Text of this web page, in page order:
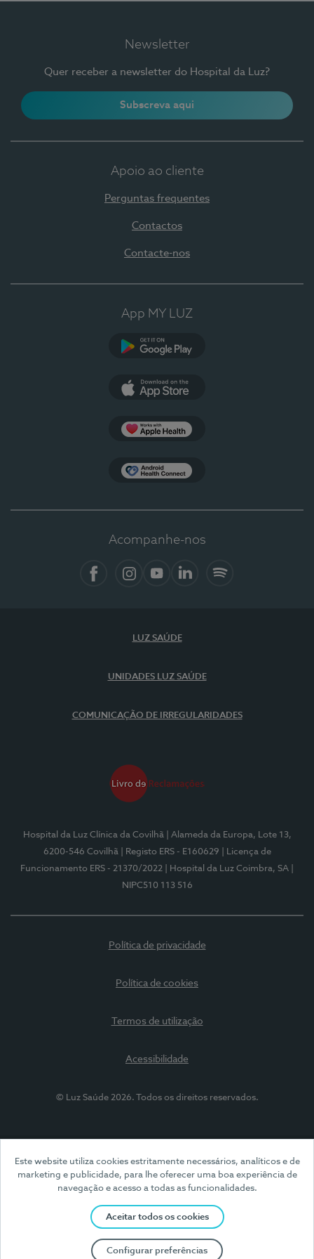
Este website utiliza cookies estritamente necessários, analíticos e de
marketing e publicidade, para lhe oferecer uma boa experiência de
navegação e acesso a todas as funcionalidades.
Aceitar todos os cookies
Configurar preferências
Newsletter
Quer receber a newsletter do Hospital da Luz?
Subscreva aqui
Apoio ao cliente
Perguntas frequentes
Contactos
Contacte-nos
App MY LUZ
Acompanhe-nos
LUZ SAÚDE
UNIDADES LUZ SAÚDE
COMUNICAÇÃO DE IRREGULARIDADES
Hospital da Luz Clínica da Covilhã
| Alameda da Europa, Lote 13,
6200-546 Covilhã
| Registo ERS - E160629
| Licença de
Funcionamento ERS - 21370/2022
| Hospital da Luz Coimbra, SA
NIPC510 113 516
Política de privacidade
Política de cookies
Termos de utilização
Acessibilidade
© Luz Saúde 2026. Todos os direitos reservados.